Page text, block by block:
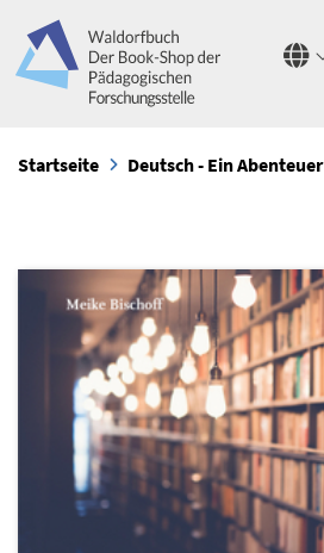
Startseite Deutsch - Ein Abenteuer